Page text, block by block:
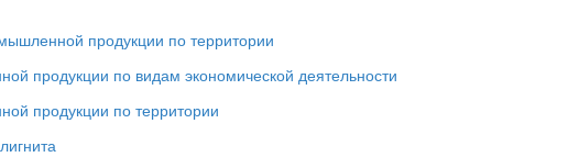
продукции по территории
продукции по видам экономической деятельности
продукции по территории